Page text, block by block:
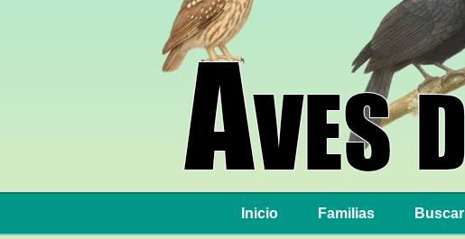
Inicio Familias Buscar